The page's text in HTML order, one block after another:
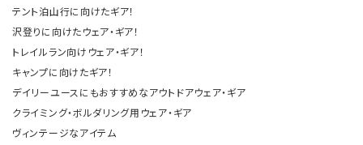
テント泊山行に向けたギア！
沢登りに向けたウェア・ギア！
トレイルラン向けウェア・ギア！
キャンプに向けたギア！
デイリーユースにもおすすめなアウトドアウェア・ギア
クライミング・ボルダリング用ウェア・ギア
ヴィンテージなアイテム